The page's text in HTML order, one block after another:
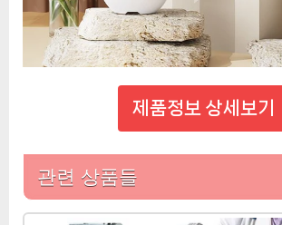
제품정보 상세보기
관련 상품들